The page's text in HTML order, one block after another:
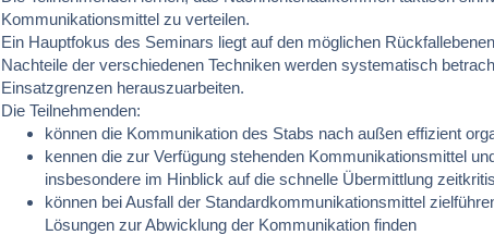
Kommunikationsmittel zu verteilen.
Ein Hauptfokus des Seminars liegt auf den möglichen
Nachteile der verschiedenen Techniken werden systematisch
Einsatzgrenzen herauszuarbeiten.
Die Teilnehmenden:
können die Kommunikation des Stabs nach außen effizient
kennen die zur Verfügung stehenden Kommunikationsmittel
insbesondere im Hinblick auf die schnelle Übermittlung
können bei Ausfall der Standardkommunikationsmittel
Lösungen zur Abwicklung der Kommunikation finden